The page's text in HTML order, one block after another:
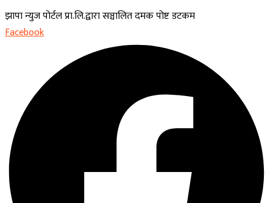
झापा न्युज पोर्टल प्रा.लि.द्वारा सञ्चालित दमक पोष्ट डटकम
Facebook